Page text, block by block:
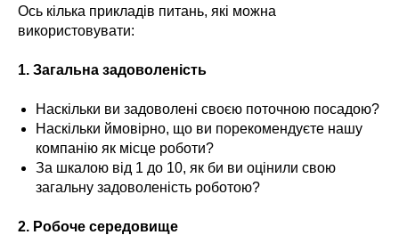
Ось кілька прикладів питань, які можна
використовувати:
1. Загальна задоволеність
Наскільки ви задоволені своєю поточною посадою?
Наскільки ймовірно, що ви порекомендуєте нашу
компанію як місце роботи?
За шкалою від 1 до 10, як би ви оцінили свою
загальну задоволеність роботою?
2. Робоче середовище